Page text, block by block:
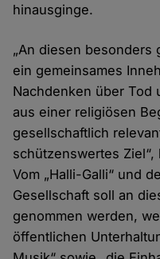
hinausginge.
„An diesen besonders
ein gemeinsames
Nachdenken über Tod
aus einer religiösen
gesellschaftlich
schützenswertes
Vom „Halli-Galli“ und
Gesellschaft soll an
genommen werden,
öffentlichen